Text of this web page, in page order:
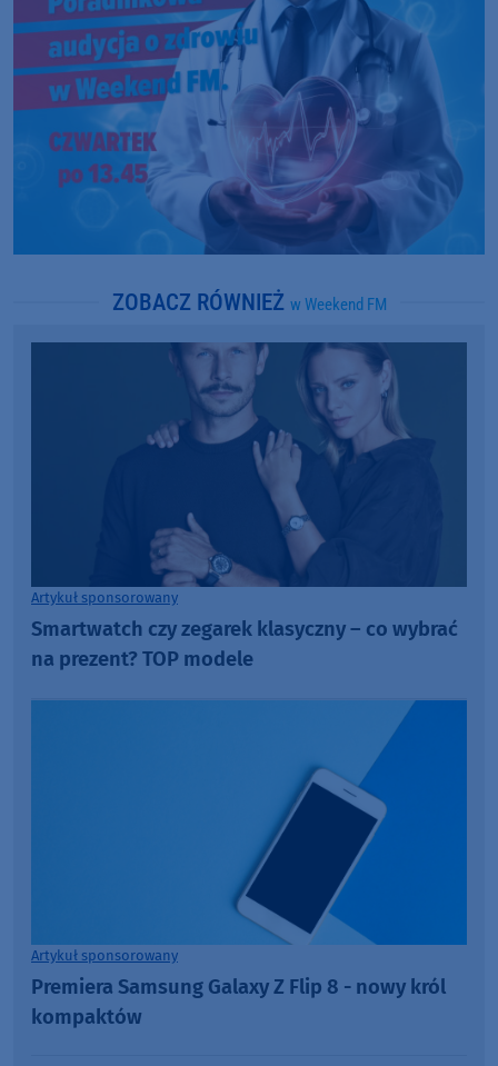
ZOBACZ RÓWNIEŻ w Weekend FM
Artykuł sponsorowany
Smartwatch czy zegarek klasyczny – co wybrać
na prezent? TOP modele
Artykuł sponsorowany
Premiera Samsung Galaxy Z Flip 8 - nowy król
kompaktów